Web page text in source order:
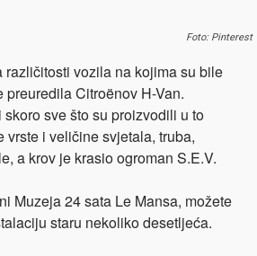
Foto: Pinterest
različitosti vozila na kojima su bile
preuredila Citroënov H-Van.
sve što su proizvodili u to
vrste i veličine svjetala, truba,
a krov je krasio ogroman S.E.V.
Muzeja 24 sata Le Mansa, možete
staru nekoliko desetljeća.